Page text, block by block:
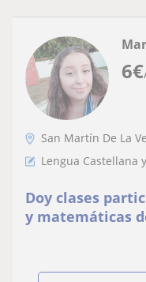
6€
San Martín De La
Lengua Castellana
Doy clases
y matemáticas